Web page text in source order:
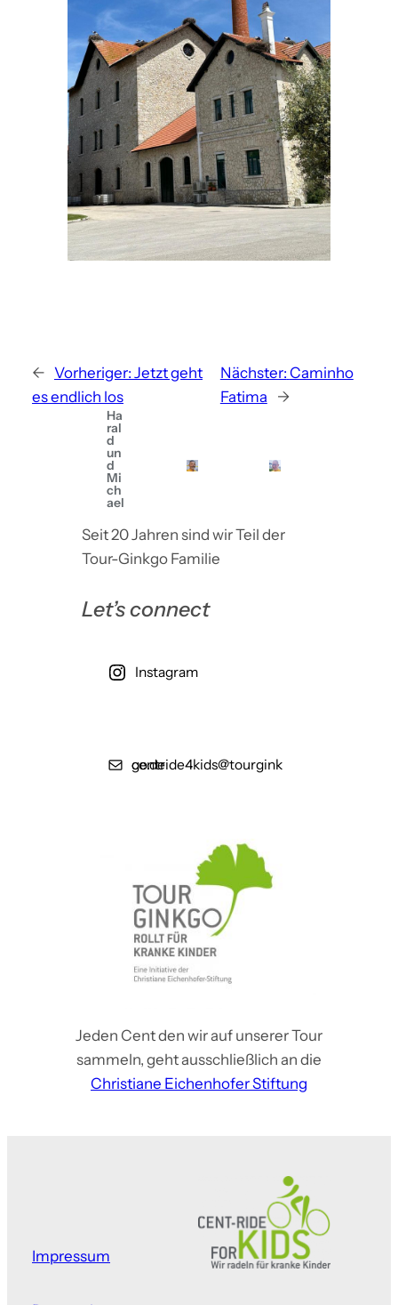
← Vorheriger: Jetzt geht
es endlich los
Nächster: Caminho
Fatima
→
Ha
ral
d
un
d
Mi
ch
ael
Seit 20 Jahren sind wir Teil der
Tour-Ginkgo Familie
Let’s connect
Instagram
centride4kids@tourginkgo.de
Jeden Cent den wir auf unserer Tour
sammeln, geht ausschließlich an die
Christiane Eichenhofer Stiftung
Impressum